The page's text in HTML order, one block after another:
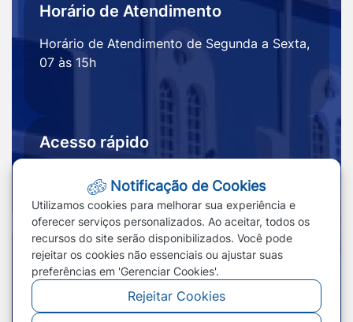
Horário de Atendimento
Horário de Atendimento de Segunda a Sexta,
07 às 15h
Acesso rápido
Transparência
Redefinir cookies
Notificação de Cookies
Utilizamos cookies para melhorar sua experiência e
oferecer serviços personalizados. Ao aceitar, todos os
recursos do site serão disponibilizados. Você pode
rejeitar os cookies não essenciais ou ajustar suas
preferências em 'Gerenciar Cookies'.
Rejeitar Cookies